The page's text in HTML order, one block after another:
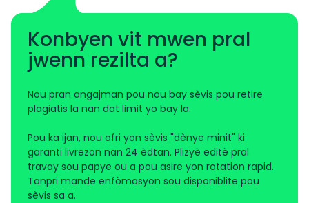
Konbyen vit mwen pral
jwenn rezilta a?
Nou pran angajman pou nou bay sèvis pou retire
plagiatis la nan dat limit yo bay la.
Pou ka ijan, nou ofri yon sèvis "dènye minit" ki
garanti livrezon nan 24 èdtan. Plizyè editè pral
travay sou papye ou a pou asire yon rotation rapid.
Tanpri mande enfòmasyon sou disponiblite pou
sèvis sa a.